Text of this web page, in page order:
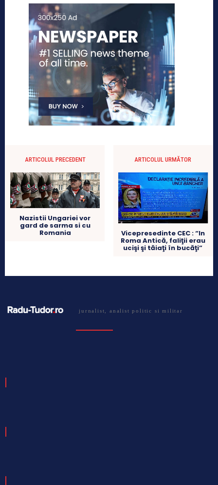
ARTICOLUL PRECEDENT
Nazistii Ungariei vor
gard de sarma si cu
Romania
ARTICOLUL URMĂTOR
Vicepresedinte CEC : “In
Roma Antică, faliţii erau
ucişi şi tăiaţi în bucăţi”
jurnalist, analist politic si militar